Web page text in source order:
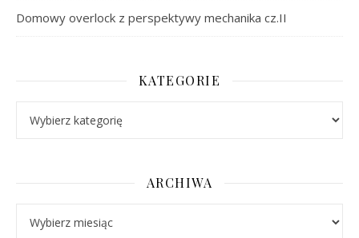
Domowy overlock z perspektywy mechanika cz.II
KATEGORIE
ARCHIWA